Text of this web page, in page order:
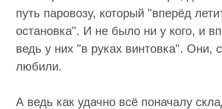
путь паровозу, который "вперёд
остановка". И не было ни у кого, и
ведь у них "в руках винтовка". Они,
любили.
А ведь как удачно всё поначалу